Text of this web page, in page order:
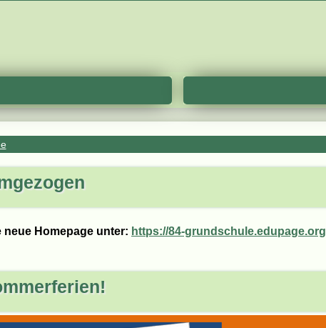
Homepage unter: https://84-grundschule.edupage.org